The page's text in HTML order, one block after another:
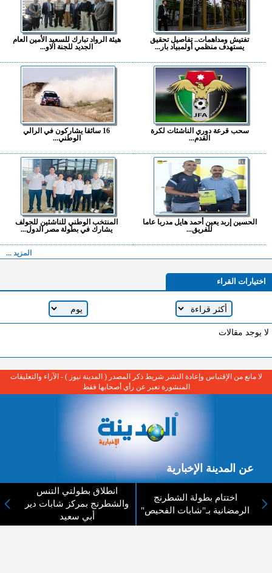
تفتيش ومداهمات.. تفاصيل تحقيق
يستهدف منظمي أولمبياد بار...
هيئة الرواد تبارك للسعيد الأمين العام
الجديد للجنة الاو...
سحب قرعة دوري الناشئات لكرة
القدم...
16 سائقا يشاركون في الرالي
الوطني...
الحسين إربد يعين أحمد هايل مدربا عاما
للفريق...
المنتخب الوطني للناشئين للجولف
يشارك في بطولة مصر الدول...
المزيد ...
اختيارات القراء
لا يوجد مقالات
اختتام بطولة الشطرنج
الرمضانية بـ"شابات الفحيص"
انطلاق بطولتي التنس
والشطرنج بمركز شابات دير
أبي سعيد
لا مانع من الإقتباس وإعادة النشر شريط ذكر المصدر ( المدينة نيوز ) - الآراء والتعليقات
المنشورة تعبر عن رأي أصحابها فقط
عن المدينة الإخبارية
المدينة الإخبارية صحيفة الكترونية شاملة تابعة لشركة قنوات البث
الاردنية تنقل الاخبار المحلية الأردنية وأخبار فلسطين وأبرز الأخبار
العربية والدولية لحظة حدوثها بمهنية رفيعة ليكون العالم بما يجري
فيه وحوله بين يديكم بالكلمة والصورة من مصادرها الحقيقية.